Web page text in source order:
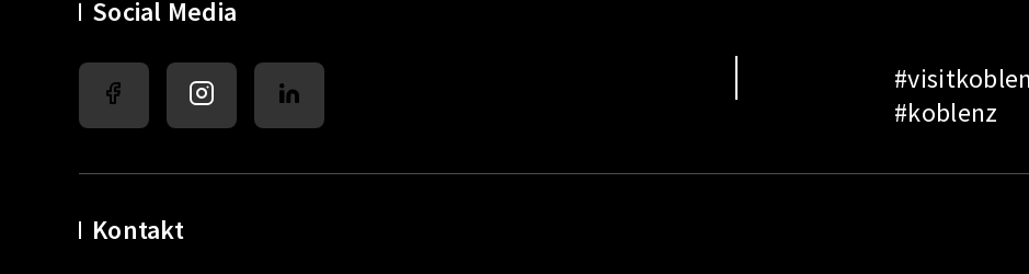
Social Media
#koblenz
Kontakt